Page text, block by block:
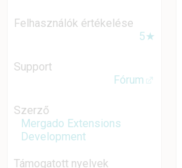
Felhasználók értékelése
5★
Support
Fórum
Szerző
Mergado Extensions
Development
Támogatott nyelvek